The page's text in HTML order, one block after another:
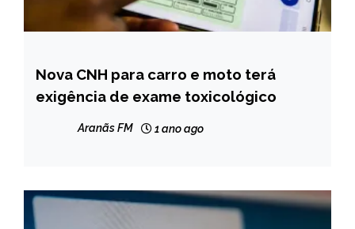
BRASIL
NOTÍCIAS
Nova CNH para carro e moto terá
exigência de exame toxicológico
Aranãs FM 1 ano ago